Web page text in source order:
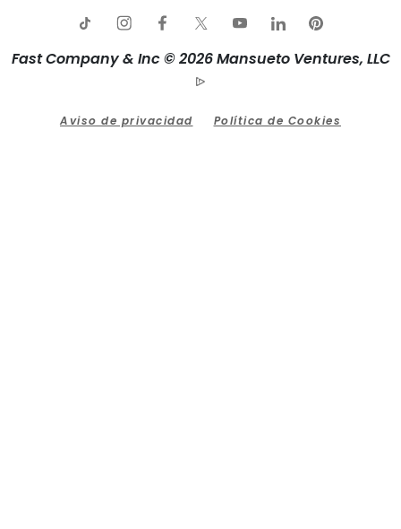
Fast Company & Inc © 2026 Mansueto Ventures, LLC
Aviso de privacidad Política de Cookies